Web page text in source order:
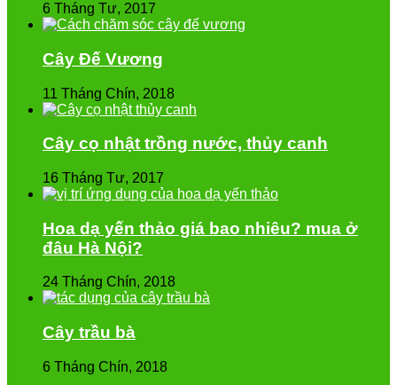
6 Tháng Tư, 2017
Cây Đế Vương
11 Tháng Chín, 2018
Cây cọ nhật trồng nước, thủy canh
16 Tháng Tư, 2017
Hoa dạ yến thảo giá bao nhiêu? mua ở
đâu Hà Nội?
24 Tháng Chín, 2018
Cây trầu bà
6 Tháng Chín, 2018